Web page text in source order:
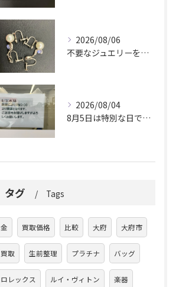
2026/08/06
不要なジュエリーを眠らせていませんか？
2026/08/04
8月5日は特別な日です。
タグ Tags
金 買取価格 比較 大府 大府市
買取 生前整理 プラチナ バッグ
ロレックス ルイ・ヴィトン 楽器